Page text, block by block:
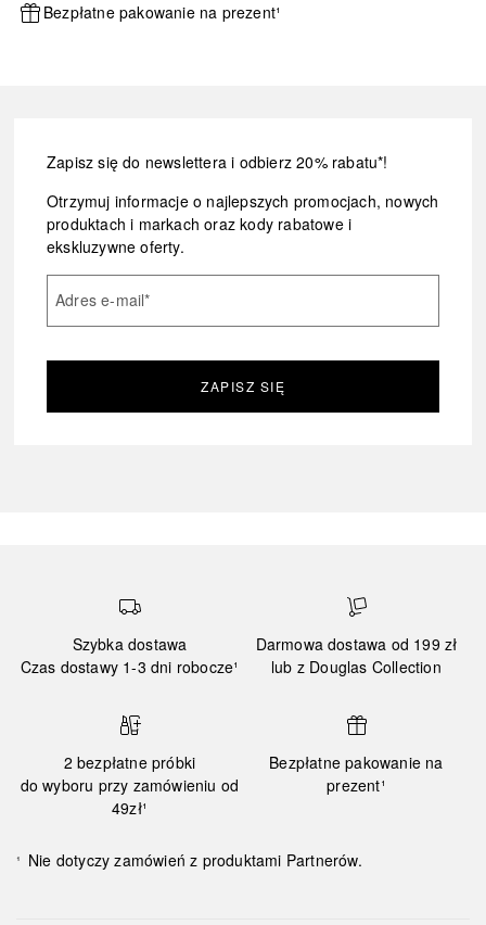
Bezpłatne pakowanie na prezent¹
Zapisz się do newslettera i odbierz 20% rabatu*!
Otrzymuj informacje o najlepszych promocjach, nowych
produktach i markach oraz kody rabatowe i
ekskluzywne oferty.
Adres e-mail*
ZAPISZ SIĘ
Szybka dostawa
Czas dostawy 1-3 dni robocze¹
Darmowa dostawa od 199 zł
lub z Douglas Collection
2 bezpłatne próbki
do wyboru przy zamówieniu od
49zł¹
Bezpłatne pakowanie na
prezent¹
¹ Nie dotyczy zamówień z produktami Partnerów.